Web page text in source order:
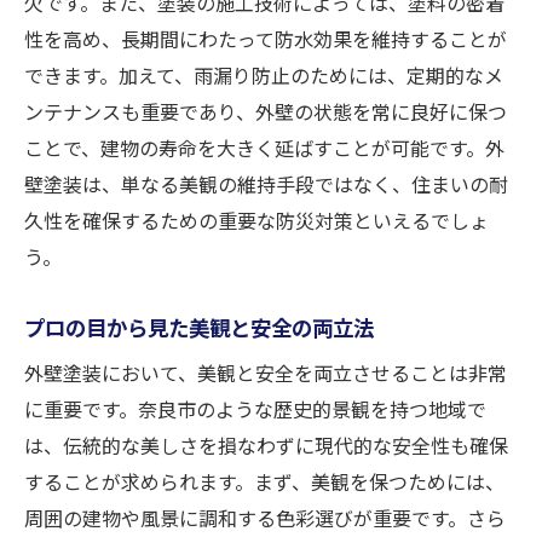
性を高め、長期間にわたって防水効果を維持することが
できます。加えて、雨漏り防止のためには、定期的なメ
ンテナンスも重要であり、外壁の状態を常に良好に保つ
ことで、建物の寿命を大きく延ばすことが可能です。外
壁塗装は、単なる美観の維持手段ではなく、住まいの耐
久性を確保するための重要な防災対策といえるでしょ
う。
プロの目から見た美観と安全の両立法
外壁塗装において、美観と安全を両立させることは非常
に重要です。奈良市のような歴史的景観を持つ地域で
は、伝統的な美しさを損なわずに現代的な安全性も確保
することが求められます。まず、美観を保つためには、
周囲の建物や風景に調和する色彩選びが重要です。さら